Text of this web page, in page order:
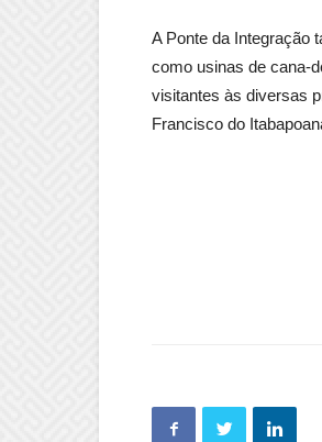
A Ponte da Integração
como usinas de cana-
visitantes às diversas
Francisco do